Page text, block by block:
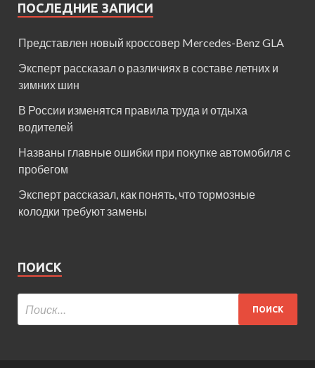
ПОСЛЕДНИЕ ЗАПИСИ
Представлен новый кроссовер Mercedes-Benz GLA
Эксперт рассказал о различиях в составе летних и
зимних шин
В России изменятся правила труда и отдыха
водителей
Названы главные ошибки при покупке автомобиля с
пробегом
Эксперт рассказал, как понять, что тормозные
колодки требуют замены
ПОИСК